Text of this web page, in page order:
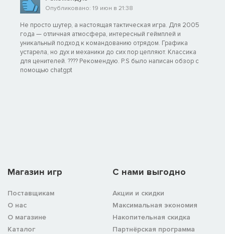
Опубликовано: 19 июн в 21:38
Не просто шутер, а настоящая тактическая игра. Для 2005
года — отличная атмосфера, интересный геймплей и
уникальный подход к командованию отрядом. Графика
устарела, но дух и механики до сих пор цепляют. Классика
для ценителей. ???? Рекомендую. P.S было написан обзор с
помощью chatgpt
Магазин игр
Поставщикам
О нас
О магазине
Каталог
C нами выгодно
Акции и скидки
Максимальная экономия
Накопительная скидка
Партнёрская программа